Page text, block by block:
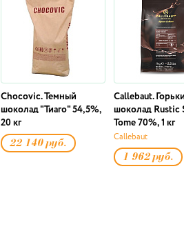
Chocovic. Темный
шоколад "Тиаго" 54,5%,
20 кг
22 140 руб.
Callebaut.
шоколад Rustic
Tome 70%, 1 кг
Callebaut
1 962 руб.